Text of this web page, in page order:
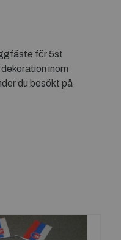
för 5st
inom
du besökt på